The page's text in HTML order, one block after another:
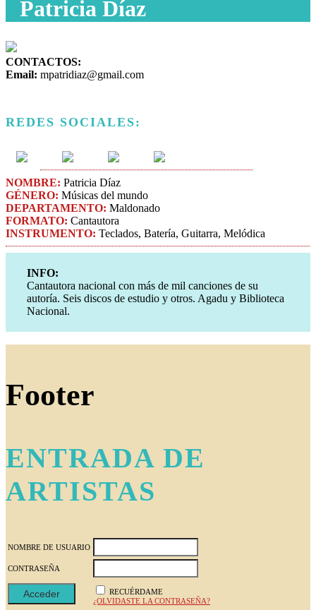
Patricia Díaz
CONTACTOS:
Email: mpatridiaz@gmail.com
REDES SOCIALES:
NOMBRE: Patricia Díaz
GÉNERO: Músicas del mundo
DEPARTAMENTO: Maldonado
FORMATO: Cantautora
INSTRUMENTO: Teclados, Batería, Guitarra, Melódica
INFO:
Cantautora nacional con más de mil canciones de su
autoría. Seis discos de estudio y otros. Agadu y Biblioteca
Nacional.
Footer
ENTRADA DE
ARTISTAS
NOMBRE DE USUARIO
CONTRASEÑA
RECUÉRDAME
¿OLVIDASTE LA CONTRASEÑA?